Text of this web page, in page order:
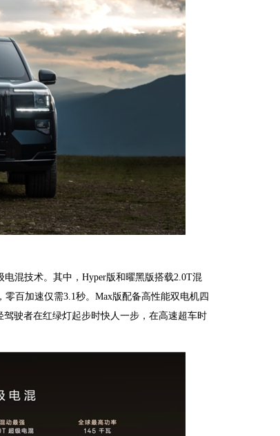
混技术。其中，Hyper版和曜黑版搭载2.0T混
百加速仅需3.1秒。Max版配备高性能双电机四
驶者在红绿灯起步时快人一步，在高速超车时